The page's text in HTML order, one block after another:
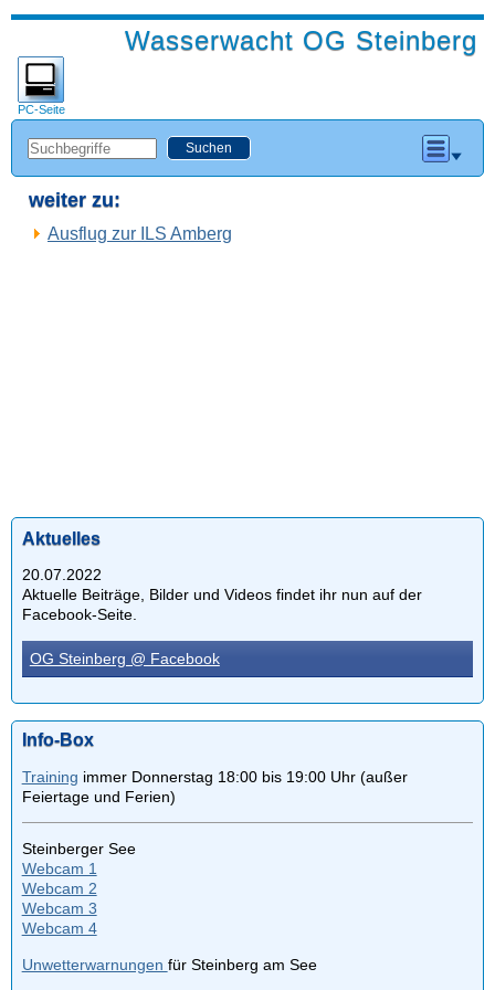
Wasserwacht OG Steinberg
PC-Seite
weiter zu:
Ausflug zur ILS Amberg
Aktuelles
20.07.2022
Aktuelle Beiträge, Bilder und Videos findet ihr nun auf der
Facebook-Seite.
OG Steinberg @ Facebook
Info-Box
Training immer Donnerstag 18:00 bis 19:00 Uhr (außer
Feiertage und Ferien)
Steinberger See
Webcam 1
Webcam 2
Webcam 3
Webcam 4
Unwetterwarnungen für Steinberg am See